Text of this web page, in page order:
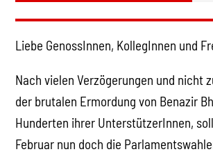
Liebe GenossInnen, KollegInnen und
Nach vielen Verzögerungen und nicht
der brutalen Ermordung von Benazir
Hunderten ihrer UnterstützerInnen,
Februar nun doch die